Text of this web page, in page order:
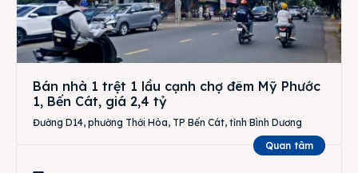
Bán nhà 1 trệt 1 lầu cạnh chợ đêm Mỹ Phước
1, Bến Cát, giá 2,4 tỷ
Đường D14, phường Thới Hòa, TP Bến Cát, tỉnh Bình Dương
Quan tâm